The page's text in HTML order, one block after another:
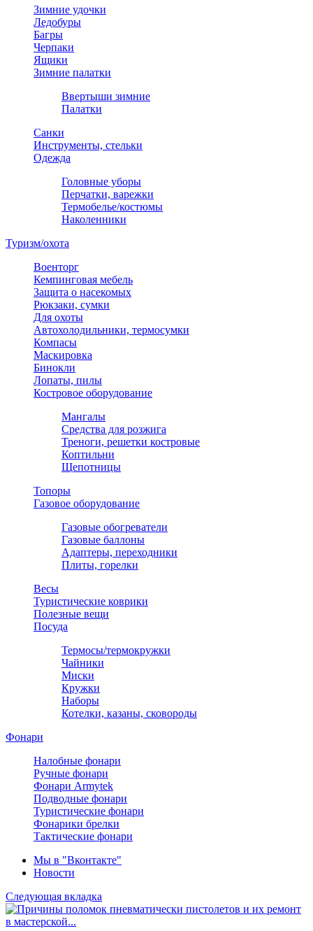
Зимние удочки
Ледобуры
Багры
Черпаки
Ящики
Зимние палатки
Ввертыши зимние
Палатки
Санки
Инструменты, стельки
Одежда
Головные уборы
Перчатки, варежки
Термобелье/костюмы
Наколенники
Туризм/охота
Военторг
Кемпинговая мебель
Защита о насекомых
Рюкзаки, сумки
Для охоты
Автохолодильники, термосумки
Компасы
Маскировка
Бинокли
Лопаты, пилы
Костровое оборудование
Мангалы
Средства для розжига
Треноги, решетки костровые
Коптильни
Щепотницы
Топоры
Газовое оборудование
Газовые обогреватели
Газовые баллоны
Адаптеры, переходники
Плиты, горелки
Весы
Туристические коврики
Полезные вещи
Посуда
Термосы/термокружки
Чайники
Миски
Кружки
Наборы
Котелки, казаны, сковороды
Фонари
Налобные фонари
Ручные фонари
Фонари Armytek
Подводные фонари
Туристические фонари
Фонарики брелки
Тактические фонари
Мы в "Вконтакте"
Новости
Следующая вкладка